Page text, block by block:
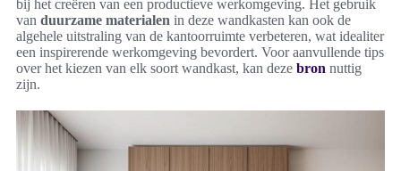
bij het creëren van een productieve werkomgeving. Het gebruik
van duurzame materialen in deze wandkasten kan ook de
algehele uitstraling van de kantoorruimte verbeteren, wat idealiter
een inspirerende werkomgeving bevordert. Voor aanvullende tips
over het kiezen van elk soort wandkast, kan deze bron nuttig
zijn.